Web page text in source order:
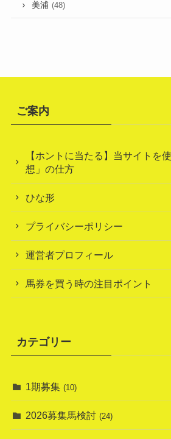
美浦 (48)
ご案内
【ホントに当たる】当サイトを
想」の仕方
ひな形
プライバシーポリシー
運営者プロフィール
馬券を買う時の注目ポイント
カテゴリー
1期募集 (10)
2026募集馬検討 (24)